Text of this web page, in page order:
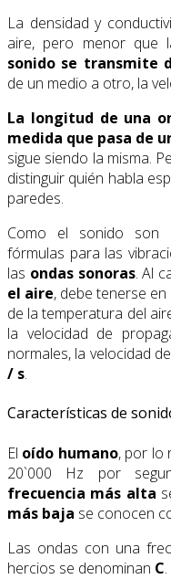
La densidad y
aire, pero menor que
sonido se transmite
de un medio a otro, la
La longitud de una
medida que pasa de
sigue siendo la misma.
distinguir quién habla
paredes.
Como el sonido son
fórmulas para las
las ondas sonoras. Al
el aire, debe tenerse
de la temperatura del
la velocidad de
normales, la velocidad
/ s.
Características de
El oído humano, por lo
20`000 Hz por
frecuencia más alta
más baja se conocen
Las ondas con una
hercios se denominan C.